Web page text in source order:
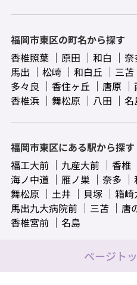
福岡市東区の町名から探す
香椎照葉
原田 和白 奈
馬出
松崎 和白丘 三苫
多々良
香住ヶ丘 唐原
香椎浜
舞松原 八田 名
福岡市東区にある駅から探す
福工大前
九産大前 香椎
海ノ中道
雁ノ巣 奈多
舞松原
土井 貝塚 箱崎
馬出九大病院前
三苫 唐
香椎宮前
名島
ページト